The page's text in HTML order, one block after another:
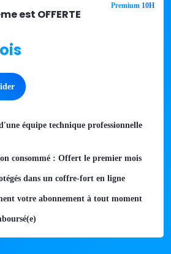
est OFFERTE
Premium 10H​
équipe technique professionnelle
consommé : Offert le premier mois
dans un coffre-fort en ligne
votre abonnement à tout moment​